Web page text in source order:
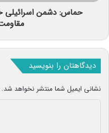
حماس: دشمن اسرائیلی
دیدگاهتان را بنویسید
نشانی ایمیل شما منتشر نخواهد شد.